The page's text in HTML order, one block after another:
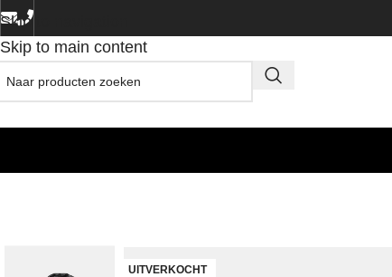
Skip to navigation
Skip to main content
UITVERKOCHT